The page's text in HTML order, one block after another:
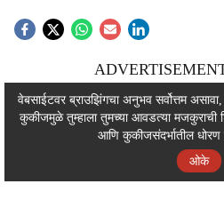
वेबसाईटवर ब्राउझिंगचा अनुभव सर्वोत्तम
कुकीजमुळे तुम्हाला तुमच्या आवडत्या
आणि कुकीजसंदर्भातील धोरण
ओके